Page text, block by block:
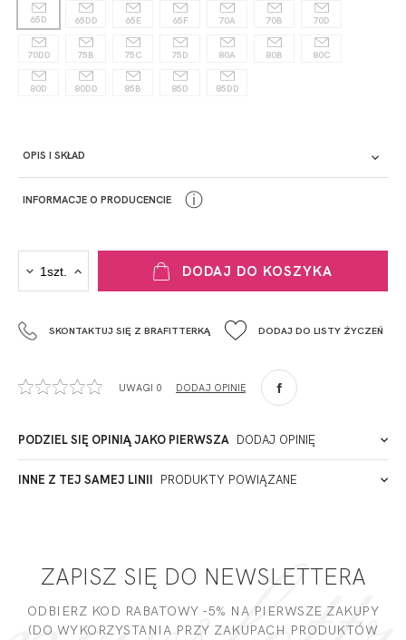
65D 65DD 65E 65F 70A 70B 70D
70DD 75B 75C 75D 80A 80B 80C
80D 80DD 85B 85D 85DD
OPIS I SKŁAD
INFORMACJE O PRODUCENCIE
Fashiontex Group Sp.z o.o. Spółka komandytowa
+48 42 719 43 15
90-057
Polska
ADRES PUNKTU KONTAKTOWEGO
ⓘ
DODAJ DO KOSZYKA
SKONTAKTUJ SIĘ Z BRAFITTERKĄ DODAJ DO LISTY ŻYCZEŃ
UWAGI 0 DODAJ OPINIĘ
PODZIEL SIĘ OPINIĄ JAKO PIERWSZA DODAJ OPINIĘ
INNE Z TEJ SAMEJ LINII PRODUKTY POWIĄZANE
ZAPISZ SIĘ DO NEWSLETTERA
ODBIERZ KOD RABATOWY -5% NA PIERWSZE ZAKUPY
(DO WYKORZYSTANIA PRZY ZAKUPACH PRODUKTÓW